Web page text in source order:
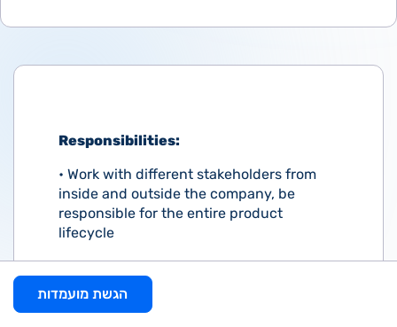
Responsibilities:
• Work with different stakeholders from
inside and outside the company, be
responsible for the entire product
lifecycle
• Create and produce product collateral,
technical documentation, presentations,
competitive analysis reports, demos, etc.
הגשת מועמדות